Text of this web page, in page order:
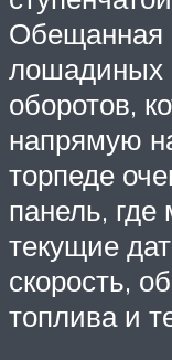
Обещанная
лошадиных
оборотов,
напрямую
торпеде
панель,
текущие
скорость,
топлива и